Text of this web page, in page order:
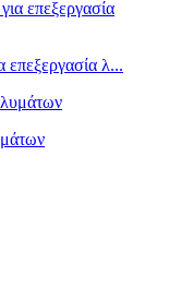
επεξεργασία λ...